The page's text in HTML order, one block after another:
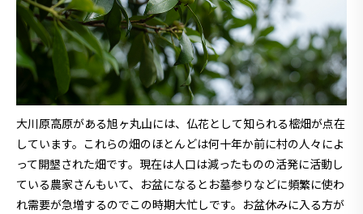
大川原高原がある旭ヶ丸山には、仏花として知られる樒畑が点在
しています。これらの畑のほとんどは何十年か前に村の人々によ
って開墾された畑です。現在は人口は減ったものの活発に活動し
ている農家さんもいて、お盆になるとお墓参りなどに頻繁に使わ
れ需要が急増するのでこの時期大忙しです。お盆休みに入る方が